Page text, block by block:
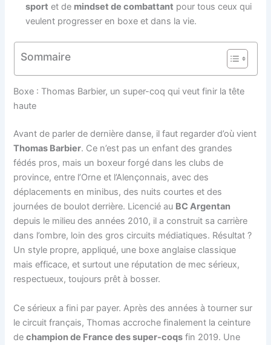
sport et de mindset de combattant pour tous ceux qui
veulent progresser en boxe et dans la vie.
Sommaire
Boxe : Thomas Barbier, un super-coq qui veut finir la tête
haute
Avant de parler de dernière danse, il faut regarder d’où vient
Thomas Barbier. Ce n’est pas un enfant des grandes
fédés pros, mais un boxeur forgé dans les clubs de
province, entre l’Orne et l’Alençonnais, avec des
déplacements en minibus, des nuits courtes et des
journées de boulot derrière. Licencié au BC Argentan
depuis le milieu des années 2010, il a construit sa carrière
dans l’ombre, loin des gros circuits médiatiques. Résultat ?
Un style propre, appliqué, une boxe anglaise classique
mais efficace, et surtout une réputation de mec sérieux,
respectueux, toujours prêt à bosser.
Ce sérieux a fini par payer. Après des années à tourner sur
le circuit français, Thomas accroche finalement la ceinture
dechampion de France des super-coqs fin 2019. Une